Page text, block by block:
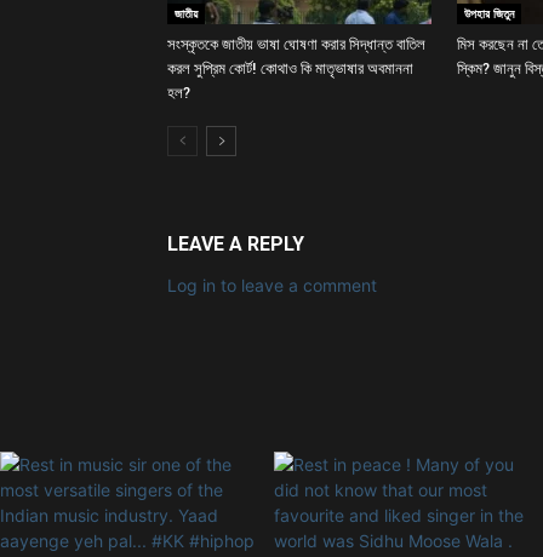
জাতীয়
সংস্কৃতকে জাতীয় ভাষা ঘোষণা করার সিদ্ধান্ত বাতিল
করল সুপ্রিম কোর্ট! কোথাও কি মাতৃভাষার অবমাননা
হল?
উপহার জিতুন
মিস করছেন না
স্কিম? জানুন
LEAVE A REPLY
Log in to leave a comment